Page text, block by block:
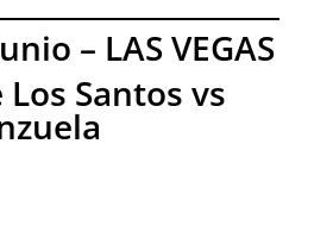
– LAS VEGAS
Santos vs